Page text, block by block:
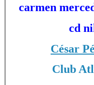
carmen
cd
César
Club